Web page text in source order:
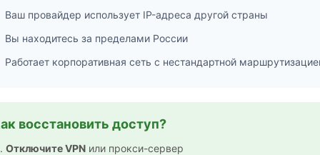
Ваш провайдер использует IP-адреса другой страны
Вы находитесь за пределами России
Работает корпоративная сеть с нестандартной
восстановить доступ?
Отключите VPN или прокси-сервер